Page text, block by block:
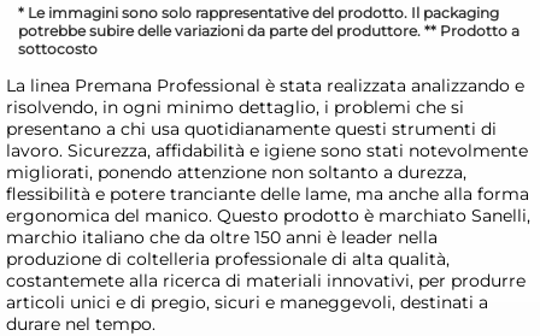
* Le immagini sono solo rappresentative del prodotto. Il packaging
potrebbe subire delle variazioni da parte del produttore. ** Prodotto a
sottocosto
La linea Premana Professional è stata realizzata analizzando e
risolvendo, in ogni minimo dettaglio, i problemi che si
presentano a chi usa quotidianamente questi strumenti di
lavoro. Sicurezza, affidabilità e igiene sono stati notevolmente
migliorati, ponendo attenzione non soltanto a durezza,
flessibilità e potere tranciante delle lame, ma anche alla forma
ergonomica del manico. Questo prodotto è marchiato Sanelli,
marchio italiano che da oltre 150 anni è leader nella
produzione di coltelleria professionale di alta qualità,
costantemete alla ricerca di materiali innovativi, per produrre
articoli unici e di pregio, sicuri e maneggevoli, destinati a
durare nel tempo.